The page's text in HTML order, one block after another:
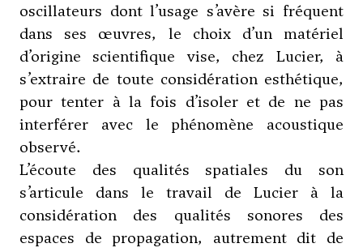
oscillateurs dont l’usage s’avère si fréquent
dans ses œuvres, le choix d’un matériel
d’origine scientifique vise, chez Lucier, à
s’extraire de toute considération esthétique,
pour tenter à la fois d’isoler et de ne pas
interférer avec le phénomène acoustique
observé.
L’écoute des qualités spatiales du son
s’articule dans le travail de Lucier à la
considération des qualités sonores des
espaces de propagation, autrement dit de